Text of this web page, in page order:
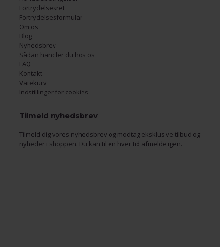
Fortrydelsesret
Fortrydelsesformular
Om os
Blog
Nyhedsbrev
Sådan handler du hos os
FAQ
Kontakt
Varekurv
Indstillinger for cookies
Tilmeld nyhedsbrev
Tilmeld dig vores nyhedsbrev og modtag eksklusive tilbud og
nyheder i shoppen. Du kan til en hver tid afmelde igen.